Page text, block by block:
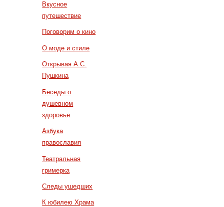
Вкусное
путешествие
Поговорим о кино
О моде и стиле
Открывая А.С.
Пушкина
Беседы о
душевном
здоровье
Азбука
православия
Театральная
гримерка
Следы ушедших
К юбилею Храма